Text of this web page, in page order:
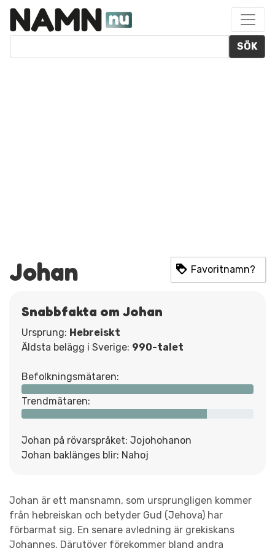
SÖK
Johan Favoritnamn?
Snabbfakta om Johan
Ursprung: Hebreiskt
Äldsta belägg i Sverige: 990-talet
Befolkningsmätaren:
Trendmätaren:
Johan på rövarspråket: Jojohohanon
Johan baklänges blir: Nahoj
Johan är ett mansnamn, som ursprungligen kommer
från hebreiskan och betyder Gud (Jehova) har
förbarmat sig. En senare avledning är grekiskans
Johannes. Därutöver förekommer bland andra